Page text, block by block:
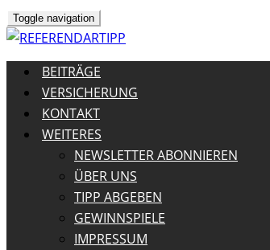
Toggle navigation
BEITRÄGE
VERSICHERUNG
KONTAKT
WEITERES
NEWSLETTER ABONNIEREN
ÜBER UNS
TIPP ABGEBEN
GEWINNSPIELE
IMPRESSUM